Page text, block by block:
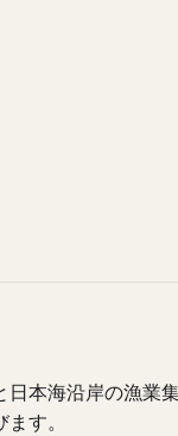
本海沿岸の漁業
す。